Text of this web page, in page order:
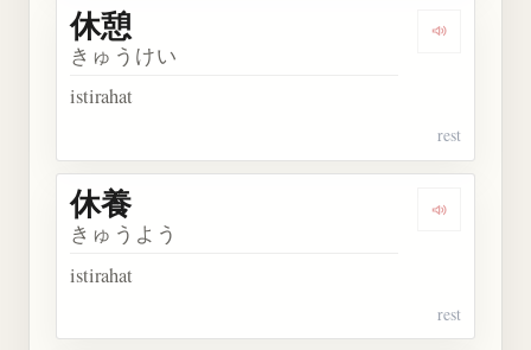
Dengarkan
休憩
きゅうけい
istirahat
rest
Dengarkan
休養
きゅうよう
istirahat
rest